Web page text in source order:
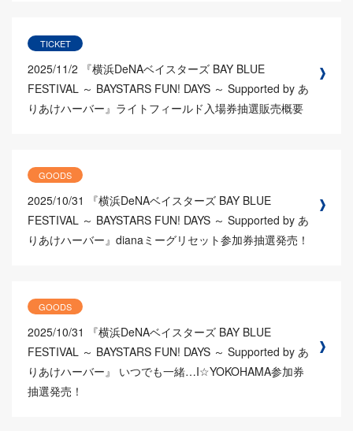
TICKET
2025/11/2
『横浜DeNAベイスターズ BAY BLUE
FESTIVAL ～ BAYSTARS FUN! DAYS ～ Supported by あ
りあけハーバー』ライトフィールド入場券抽選販売概要
GOODS
2025/10/31
『横浜DeNAベイスターズ BAY BLUE
FESTIVAL ～ BAYSTARS FUN! DAYS ～ Supported by あ
りあけハーバー』dianaミーグリセット参加券抽選発売！
GOODS
2025/10/31
『横浜DeNAベイスターズ BAY BLUE
FESTIVAL ～ BAYSTARS FUN! DAYS ～ Supported by あ
りあけハーバー』 いつでも一緒…I☆YOKOHAMA参加券
抽選発売！